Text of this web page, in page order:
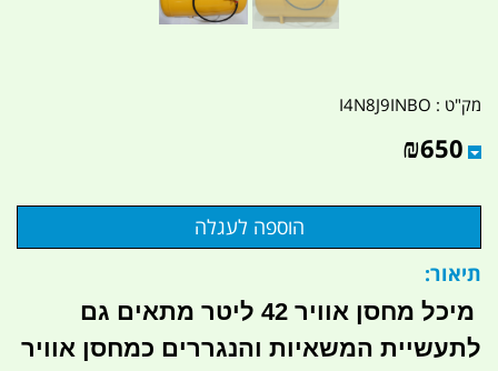
מק"ט : I4N8J9INBO
₪650
תיאור:
מיכל מחסן אוויר 42 ליטר מתאים גם
לתעשיית המשאיות והנגררים כמחסן אוויר